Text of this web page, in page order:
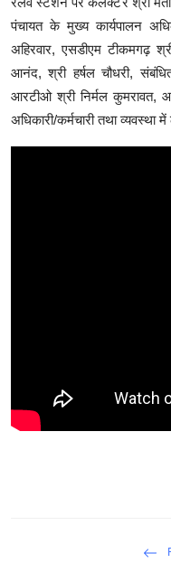
पंचायत के मुख्य कार्यपालन
अहिरवार, एसडीएम टीकमगढ़
आनंद, श्री हर्षल चौधरी,
आरटीओ श्री निर्मल कुमरावत,
अधिकारी/कर्मचारी तथा व्यवस्था